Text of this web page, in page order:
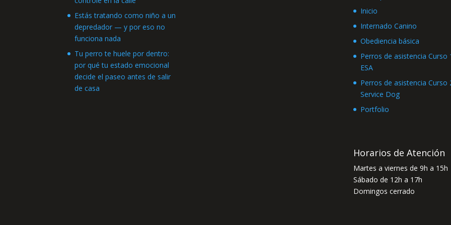
Estás tratando como niño a un
depredador — y por eso no
funciona nada
Tu perro te huele por dentro:
por qué tu estado emocional
decide el paseo antes de salir
de casa
Inicio
Internado Canino
Obediencia básica
Perros de asistencia Curso
ESA
Perros de asistencia Curso
Service Dog
Portfolio
Horarios de Atención
Martes a viernes de 9h a 15h
Sábado de 12h a 17h
Domingos cerrado